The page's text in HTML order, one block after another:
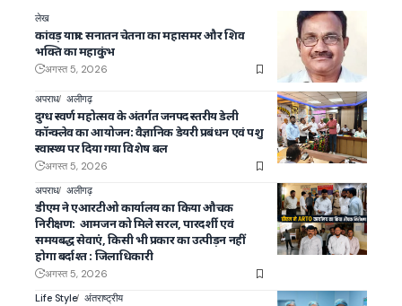
लेख
कांवड़ यात्रा : सनातन चेतना का महासमर और शिव
भक्ति का महाकुंभ
अगस्त 5, 2026
अपराध अलीगढ़
दुग्ध स्वर्ण महोत्सव के अंतर्गत जनपद स्तरीय डेली
कॉन्क्लेव का आयोजन: वैज्ञानिक डेयरी प्रबंधन एवं पशु
स्वास्थ्य पर दिया गया विशेष बल
अगस्त 5, 2026
अपराध अलीगढ़
डीएम ने एआरटीओ कार्यालय का किया औचक
निरीक्षण: आमजन को मिले सरल, पारदर्शी एवं
समयबद्ध सेवाएं, किसी भी प्रकार का उत्पीड़न नहीं
होगा बर्दाश्त : जिलाधिकारी
अगस्त 5, 2026
Life Style अंतराष्ट्रीय